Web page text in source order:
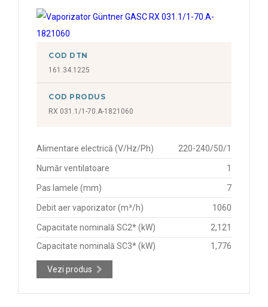
COD DTN
161.34.1225
COD PRODUS
RX 031.1/1-70.A-1821060
Alimentare electrică (V/Hz/Ph) 220-240/50/1
Număr ventilatoare 1
Pas lamele (mm) 7
Debit aer vaporizator (m³/h) 1060
Capacitate nominală SC2* (kW)
2,121
Capacitate nominală SC3* (kW)
1,776
Vezi produs